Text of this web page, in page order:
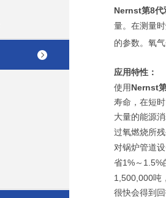
Nernst第8代
量。在测量
的参数。氧
应用特性：
使用 Nernst
寿命，在短
大量的能源
过氧燃烧所
对锅炉管道
省1% ～ 1.5%
1,500,000吨
很快会得到